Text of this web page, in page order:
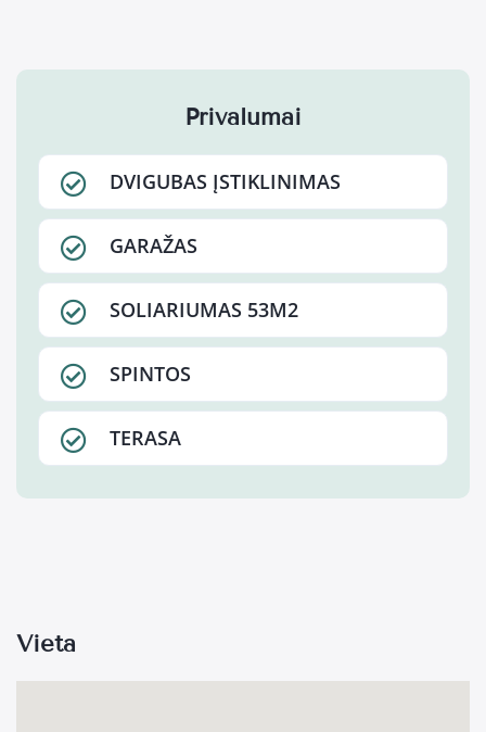
Privalumai
DVIGUBAS ĮSTIKLINIMAS
GARAŽAS
SOLIARIUMAS 53M2
SPINTOS
TERASA
Vieta